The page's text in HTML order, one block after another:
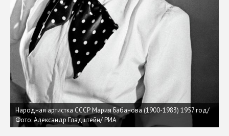
Народная артистка СССР Мария Бабанова (1900-1983) 1957 год/
Фото: Александр Гладштейн/ РИА